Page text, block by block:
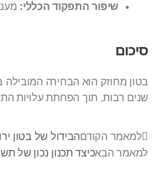
שיפור התפקוד הכללי:
סיכום
בטון מחוזק הוא הבחירה המובילה
שנים רבות, תוך הפחתת עלויות
למאמר הקודםהבידול של בטון
למאמר הבאכיצד תכנון נכון של